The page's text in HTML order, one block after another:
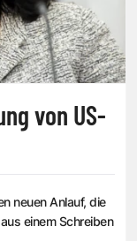
von US-
neuen Anlauf, die
einem Schreiben